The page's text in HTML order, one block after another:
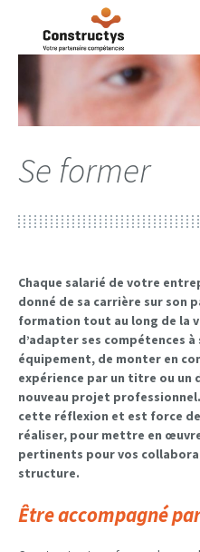
Se former
Chaque salarié de votre
donné de sa carrière sur son
formation tout au long de la
d’adapter ses compétences
équipement, de monter en
expérience par un titre ou un
nouveau projet
cette réflexion et est force
réaliser, pour mettre en
pertinents pour vos
structure.
Être accompagné